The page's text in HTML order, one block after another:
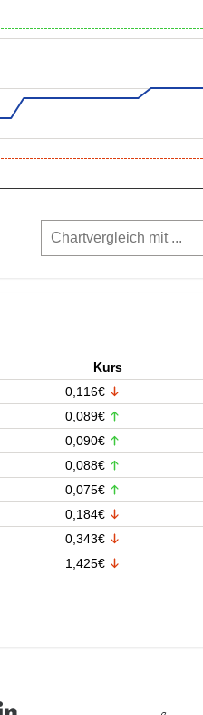
Kurs
0,116€
0,089€
0,090€
0,088€
0,075€
0,184€
0,343€
1,425€